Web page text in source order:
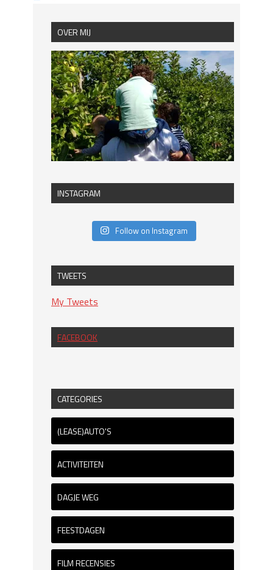
OVER MIJ
INSTAGRAM
Follow on Instagram
TWEETS
My Tweets
FACEBOOK
CATEGORIES
(LEASE)AUTO'S
ACTIVITEITEN
DAGJE WEG
FEESTDAGEN
FILM RECENSIES